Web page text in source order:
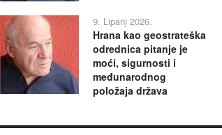
9. Lipanj 2026.
Hrana kao geostrateška
odrednica pitanje je
moći, sigurnosti i
međunarodnog
položaja država